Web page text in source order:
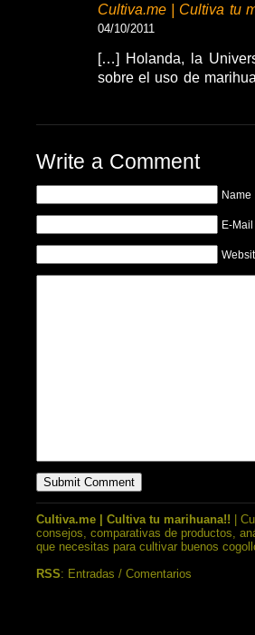
Cultiva.me | Cultiva tu
04/10/2011
[…] Holanda, la
sobre el uso de
Write a Comment
Name
E-
Cultiva.me | Cultiva tu marihuana!! |
consejos, comparativas de productos,
que necesitas para cultivar buenos
RSS: Entradas / Comentarios